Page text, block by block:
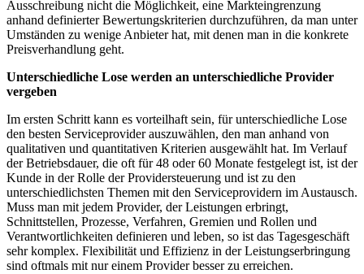
Ausschreibung nicht die Möglichkeit, eine Markteingrenzung
anhand definierter Bewertungskriterien durchzuführen, da man unter
Umständen zu wenige Anbieter hat, mit denen man in die konkrete
Preisverhandlung geht.
Unterschiedliche Lose werden an unterschiedliche Provider
vergeben
Im ersten Schritt kann es vorteilhaft sein, für unterschiedliche Lose
den besten Serviceprovider auszuwählen, den man anhand von
qualitativen und quantitativen Kriterien ausgewählt hat. Im Verlauf
der Betriebsdauer, die oft für 48 oder 60 Monate festgelegt ist, ist der
Kunde in der Rolle der Providersteuerung und ist zu den
unterschiedlichsten Themen mit den Serviceprovidern im Austausch.
Muss man mit jedem Provider, der Leistungen erbringt,
Schnittstellen, Prozesse, Verfahren, Gremien und Rollen und
Verantwortlichkeiten definieren und leben, so ist das Tagesgeschäft
sehr komplex. Flexibilität und Effizienz in der Leistungserbringung
sind oftmals mit nur einem Provider besser zu erreichen.